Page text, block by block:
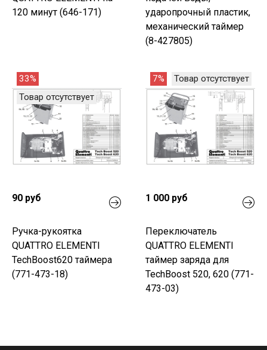
120 минут (646-171)
ударопрочный пластик,
механический таймер
(8-427805)
33%
Товар отсутствует
90 руб
Ручка-рукоятка
QUATTRO ELEMENTI
TechBoost620 таймера
(771-473-18)
7% Товар отсутствует
1 000 руб
Переключатель
QUATTRO ELEMENTI
таймер заряда для
TechBoost 520, 620 (771-
473-03)